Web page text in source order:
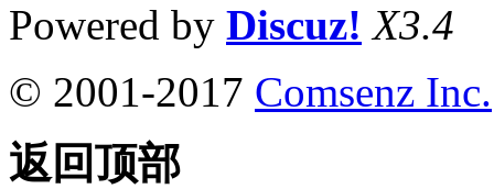
Powered by Discuz! X3.4
© 2001-2017 Comsenz Inc.
返回顶部